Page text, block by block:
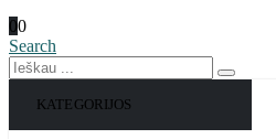
00
Search
KATEGORIJOS